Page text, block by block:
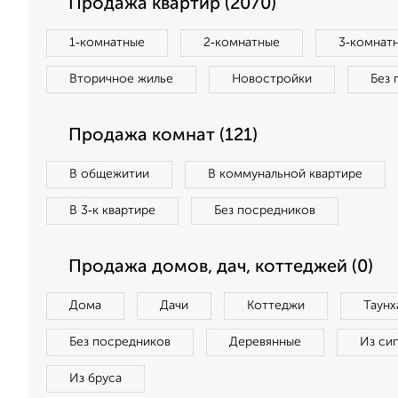
Продажа квартир (2070)
1‑комнатные 2‑комнатные
Вторичное жилье Новостройки Без
Продажа комнат (121)
В общежитии В коммунальной квартире
В 3‑к квартире Без посредников
Продажа домов, дач, коттеджей (0)
Дома Дачи Коттеджи
Без посредников Деревянные Из
Из бруса